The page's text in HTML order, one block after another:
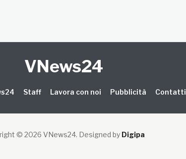
VNews24
Staff Lavora con noi Pubblicità Contatti
© 2026 VNews24. Designed by Digipa